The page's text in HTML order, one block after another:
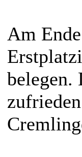
Am
belegen.